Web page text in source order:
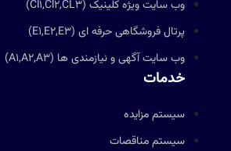
وب سایت ویژه کلینیک (Cl1,Cl2,CL3)
پرتال فروشگاهی حرفه ای (E1,E2,E3)
وب سایت آگهی و نیازمندی ها (A1,A2,A3)
خدمات
سیستم مزایده
سیستم مناقصات